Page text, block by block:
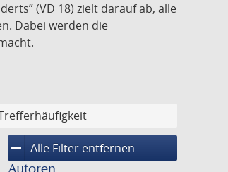
(VD 18) zielt darauf ab, alle
Dabei werden die
remove Alle Filter entfernen